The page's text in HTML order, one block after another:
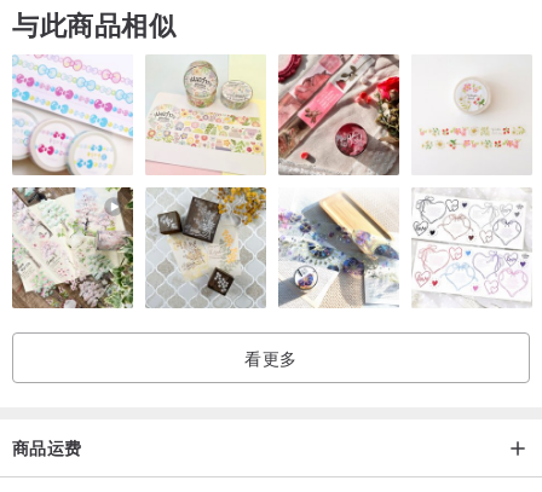
与此商品相似
看更多
商品运费